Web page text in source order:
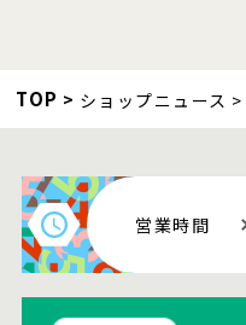
TOP ショップニュース
営業時間